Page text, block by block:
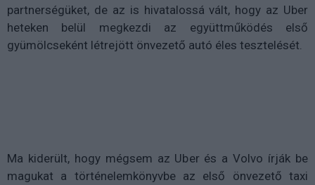
partnerségüket, de az is hivatalossá vált, hogy az Uber
heteken belül megkezdi az együttműködés első
gyümölcseként létrejött önvezető autó éles tesztelését.
Ma kiderült, hogy mégsem az Uber és a Volvo írják be
magukat a történelemkönyvbe az első önvezető taxi